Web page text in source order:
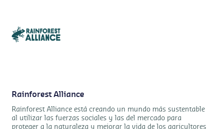
Rainforest Alliance
Rainforest Alliance está creando un mundo más sustentable
al utilizar las fuerzas sociales y las del mercado para
proteger a la naturaleza y mejorar la vida de los agricultores